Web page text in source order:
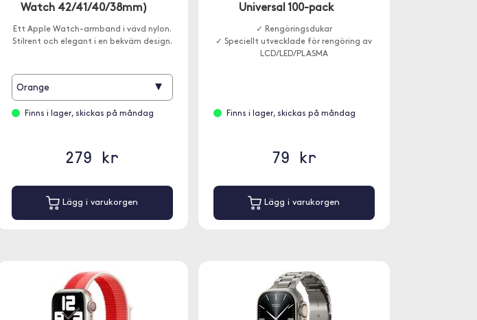
Watch 42/41/40/38mm)
Ett Apple Watch-armband i vävd nylon.
Stilrent och elegant i en bekväm design.
Orange ▾
Finns i lager, skickas på måndag
279 kr
Lägg i varukorgen
Universal 100-pack
✓ Rengöringsdukar
✓ Speciellt utvecklade för rengöring av
LCD/LED/PLASMA
Finns i lager, skickas på måndag
79 kr
Lägg i varukorgen